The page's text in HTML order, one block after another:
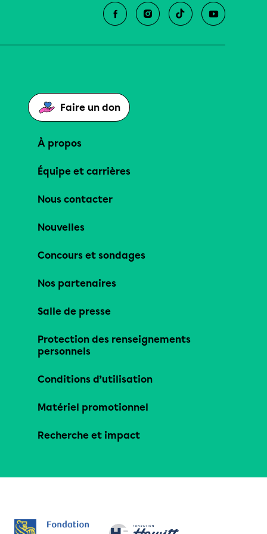
Faire un don
À propos
Équipe et carrières
Nous contacter
Nouvelles
Concours et sondages
Nos partenaires
Salle de presse
Protection des renseignements
personnels
Conditions d’utilisation
Matériel promotionnel
Recherche et impact